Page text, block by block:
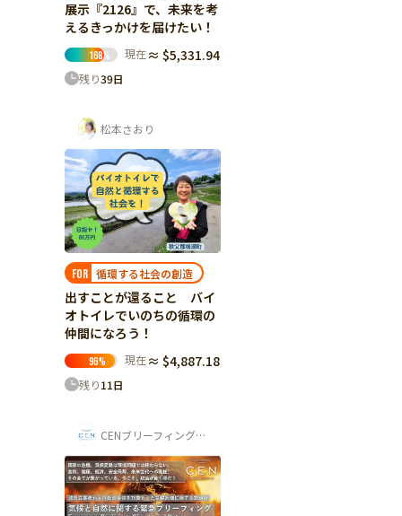
展示『2126』で、未来を考
えるきっかけを届けたい！
168% 現在 ≈ $5,331.94
残り39日
松本さおり
FOR 循環する社会の創造
出すことが還ること バイ
オトイレでいのちの循環の
仲間になろう！
96% 現在 ≈ $4,887.18
残り11日
CENブリーフィング事務局